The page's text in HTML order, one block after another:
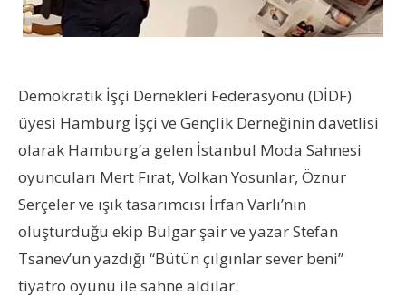
Demokratik İşçi Dernekleri Federasyonu (DİDF)
üyesi Hamburg İşçi ve Gençlik Derneğinin davetlisi
olarak Hamburg’a gelen İstanbul Moda Sahnesi
oyuncuları Mert Fırat, Volkan Yosunlar, Öznur
Serçeler ve ışık tasarımcısı İrfan Varlı’nın
oluşturduğu ekip Bulgar şair ve yazar Stefan
Tsanev’un yazdığı “Bütün çılgınlar sever beni”
tiyatro oyunu ile sahne aldılar.